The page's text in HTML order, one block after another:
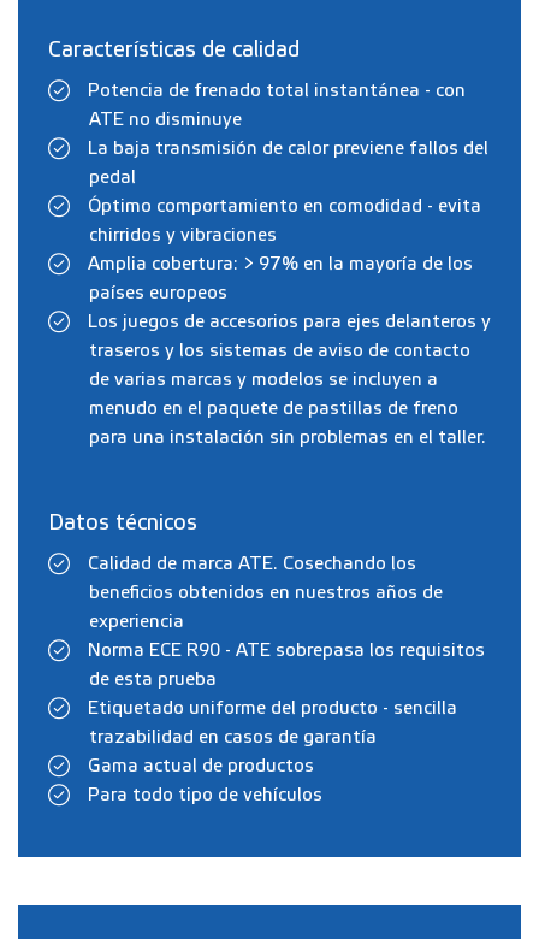
Características de calidad
Potencia de frenado total instantánea - con
ATE no disminuye
La baja transmisión de calor previene fallos del
pedal
Óptimo comportamiento en comodidad - evita
chirridos y vibraciones
Amplia cobertura: > 97% en la mayoría de los
países europeos
Los juegos de accesorios para ejes delanteros y
traseros y los sistemas de aviso de contacto
de varias marcas y modelos se incluyen a
menudo en el paquete de pastillas de freno
para una instalación sin problemas en el taller.
Datos técnicos
Calidad de marca ATE. Cosechando los
beneficios obtenidos en nuestros años de
experiencia
Norma ECE R90 - ATE sobrepasa los requisitos
de esta prueba
Etiquetado uniforme del producto - sencilla
trazabilidad en casos de garantía
Gama actual de productos
Para todo tipo de vehículos